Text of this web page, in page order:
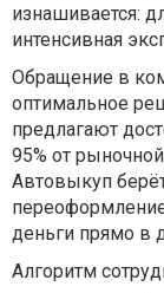
изнашивается:
интенсивная
Обращение в
оптимальное
предлагают
95% от
Автовыкуп
деньги прямо в
Алгоритм